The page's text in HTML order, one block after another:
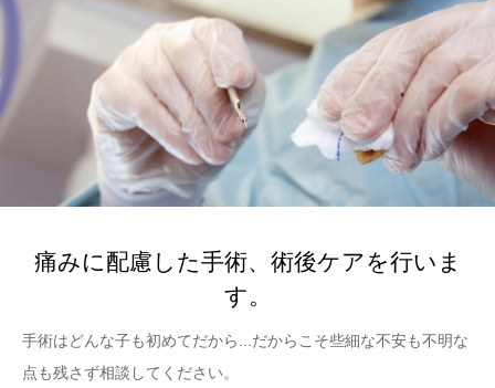
痛みに配慮した手術、術後ケアを行いま
す。
手術はどんな子も初めてだから...だからこそ些細な不安も不明な
点も残さず相談してください。
院内の様子
スタッフ紹介
アクセス